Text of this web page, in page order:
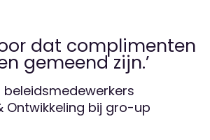
dat complimenten
gemeend zijn.’
beleidsmedewerkers
Ontwikkeling bij gro-up